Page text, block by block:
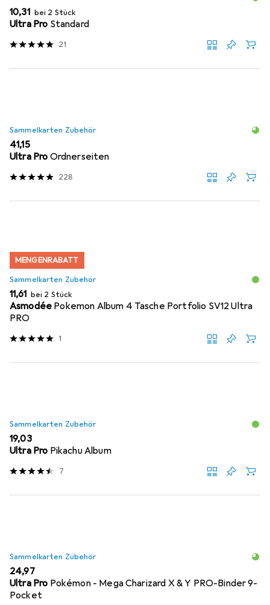
EUR
10,31 bei 2 Stück
Ultra Pro Standard
21
Sammelkarten Zubehör
EUR
41,15
Ultra Pro Ordnerseiten
228
MENGENRABATT
Sammelkarten Zubehör
EUR
11,61 bei 2 Stück
Asmodée Pokemon Album 4 Tasche Portfolio SV12 Ultra
PRO
1
Sammelkarten Zubehör
EUR
19,03
Ultra Pro Pikachu Album
7
Sammelkarten Zubehör
EUR
24,97
Ultra Pro Pokémon - Mega Charizard X & Y PRO-Binder 9-
Pocket